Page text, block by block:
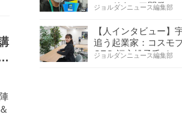
ハードウェア開発へ…
ジョルダンニュース編集部
【人インタビュー】
追う起業家：コスモ
CEO 福永桃子氏イン
ジョルダンニュース編集部